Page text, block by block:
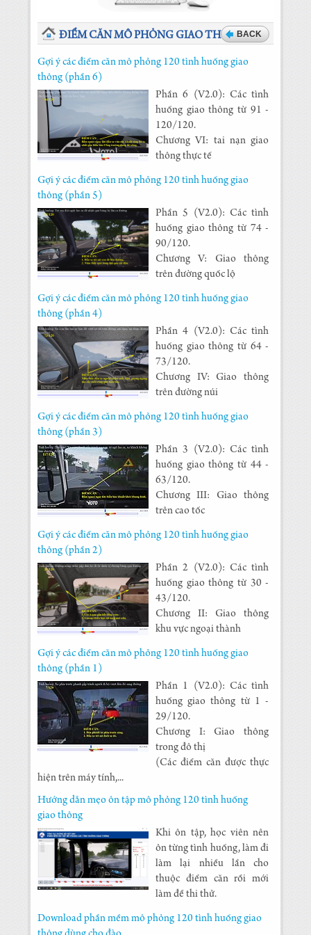
ĐIỂM CĂN MÔ PHỎNG GIAO THÔNGBACK
Gợi ý các điểm căn mô phỏng 120 tình huống giao
thông (phần 6)
Phần 6 (V2.0): Các tình
huống giao thông từ 91 -
120/120.
Chương VI: tai nạn giao
thông thực tế
Gợi ý các điểm căn mô phỏng 120 tình huống giao
thông (phần 5)
Phần 5 (V2.0): Các tình
huống giao thông từ 74 -
90/120.
Chương V: Giao thông
trên đường quốc lộ
Gợi ý các điểm căn mô phỏng 120 tình huống giao
thông (phần 4)
Phần 4 (V2.0): Các tình
huống giao thông từ 64 -
73/120.
Chương IV: Giao thông
trên đường núi
Gợi ý các điểm căn mô phỏng 120 tình huống giao
thông (phần 3)
Phần 3 (V2.0): Các tình
huống giao thông từ 44 -
63/120.
Chương III: Giao thông
trên cao tốc
Gợi ý các điểm căn mô phỏng 120 tình huống giao
thông (phần 2)
Phần 2 (V2.0): Các tình
huống giao thông từ 30 -
43/120.
Chương II: Giao thông
khu vực ngoại thành
Gợi ý các điểm căn mô phỏng 120 tình huống giao
thông (phần 1)
Phần 1 (V2.0): Các tình
huống giao thông từ 1 -
29/120.
Chương I: Giao thông
trong đô thị
(Các điểm căn được thực
hiện trên máy tính,...
Hướng dẫn mẹo ôn tập mô phỏng 120 tình huống
giao thông
Khi ôn tập, học viên nên
ôn từng tình huống, làm đi
làm lại nhiều lần cho
thuộc điểm căn rồi mới
làm đề thi thử.
Download phần mềm mô phỏng 120 tình huống giao